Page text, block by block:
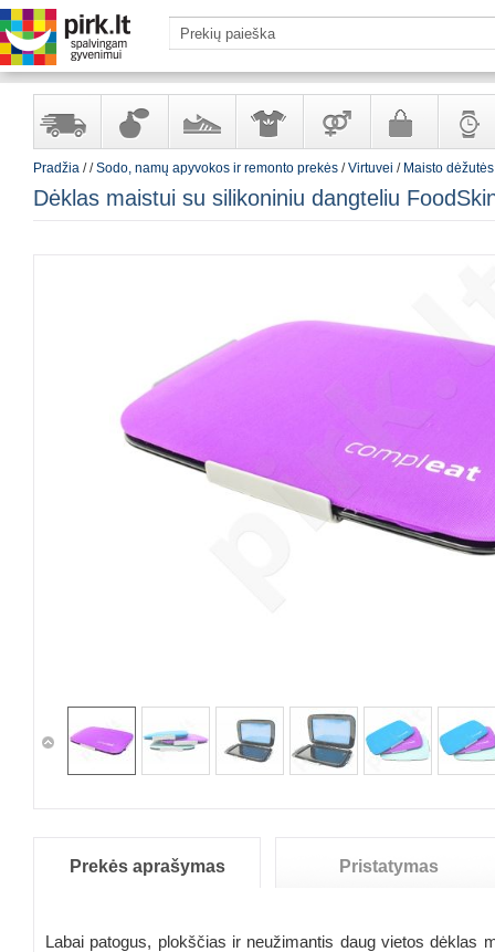
sandėlyjeir
kosmetika
ir
aksesuarai
suaugusiems
ir
Pradžia //Sodo, namų apyvokos ir remonto prekės /Virtuvei / Maisto dėžutės
Dėklas maistui su silikoniniu dangteliu
Prekės aprašymas Pristatymas
Labai patogus, plokščias ir neužimantis daug vietos dėklas